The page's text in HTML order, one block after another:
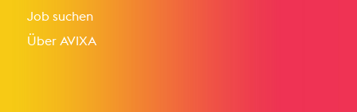
Job suchen
Über AVIXA